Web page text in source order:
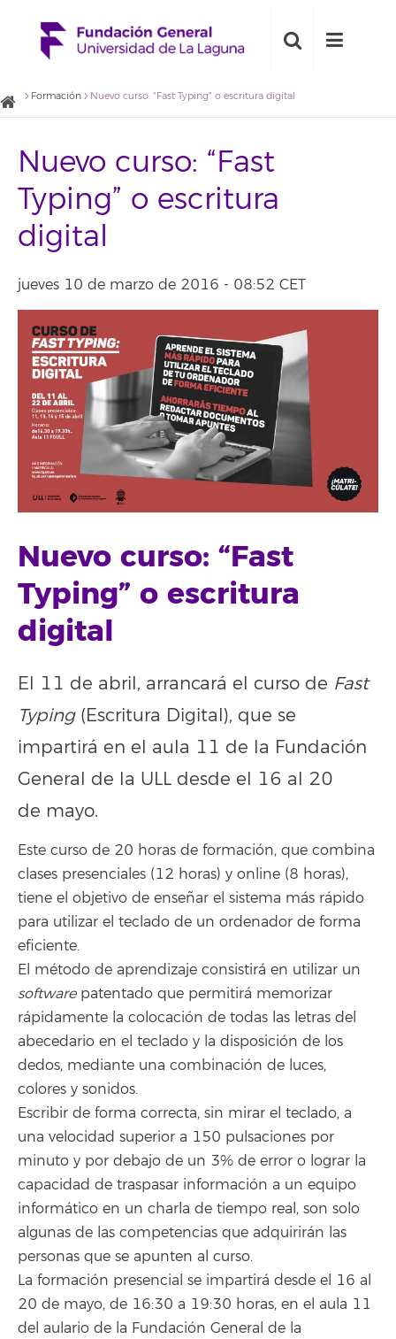
Formación Nuevo curso: “Fast Typing” o escritura digital
Nuevo curso: “Fast
Typing” o escritura
digital
jueves 10 de marzo de 2016 - 08:52 CET
Nuevo curso: “Fast
Typing” o escritura
digital
El 11 de abril, arrancará el curso de Fast
Typing(Escritura Digital), que se
impartirá en el aula 11 de la Fundación
General de la ULL desde el 16 al 20
de mayo.
Este curso de 20 horas de formación, que combina
clases presenciales (12 horas) y online (8 horas),
tiene el objetivo de enseñar el sistema más rápido
para utilizar el teclado de un ordenador de forma
eficiente.
El método de aprendizaje consistirá en utilizar un
softwarepatentado que permitirá memorizar
rápidamente la colocación de todas las letras del
abecedario en el teclado y la disposición de los
dedos, mediante una combinación de luces,
colores y sonidos.
Escribir de forma correcta, sin mirar el teclado, a
una velocidad superior a 150 pulsaciones por
minuto y por debajo de un 3% de error o lograr la
capacidad de traspasar información a un equipo
informático en un charla de tiempo real, son solo
algunas de las competencias que adquirirán las
personas que se apunten al curso.
La formación presencial se impartirá desde el 16 al
20 de mayo, de 16:30 a 19:30 horas, en el aula 11
del aulario de la Fundación General de la